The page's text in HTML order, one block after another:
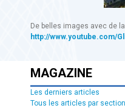
De belles images avec de
http://www.youtube.com/
MAGAZINE
Les derniers articles
Tous les articles par section